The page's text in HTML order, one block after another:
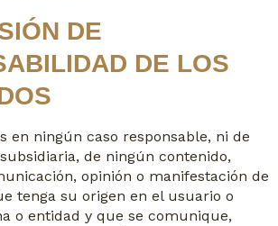
DE
DE LOS
en ningún caso responsable, ni de
de ningún contenido,
opinión o manifestación de
tenga su origen en el usuario o
o entidad y que se comunique,